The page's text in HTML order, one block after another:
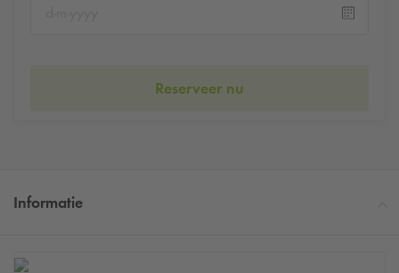
Reserveer nu
Informatie